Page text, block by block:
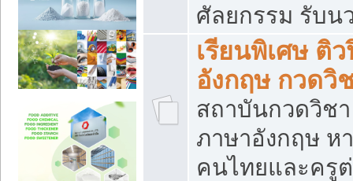
ศัลยกรรม รับน
เรียนพิเศษ ติ
อังกฤษ กวดวิ
สถาบันกวดวิช
ภาษาอังกฤษ ห
คนไทยและครู